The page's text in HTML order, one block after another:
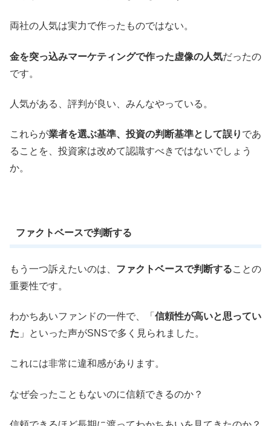
両社の人気は実力で作ったものではない。
金を突っ込みマーケティングで作った虚像の人気だったの
です。
人気がある、評判が良い、みんなやっている。
これらが業者を選ぶ基準、投資の判断基準として誤り であ
ることを、投資家は改めて認識すべきではないでしょう
か。
ファクトベースで判断する
もう一つ訴えたいのは、 ファクトベースで判断することの
重要性です。
わかちあいファンドの一件で、「 信頼性が高いと思ってい
た 」といった声がSNSで多く見られました。
これには非常に違和感があります。
なぜ会ったこともないのに信頼できるのか？